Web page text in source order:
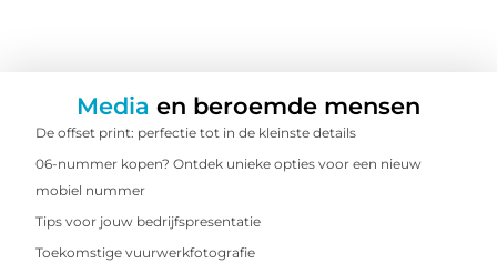
Media en beroemde mensen
De offset print: perfectie tot in de kleinste details
06-nummer kopen? Ontdek unieke opties voor een nieuw
mobiel nummer
Tips voor jouw bedrijfspresentatie
Toekomstige vuurwerkfotografie